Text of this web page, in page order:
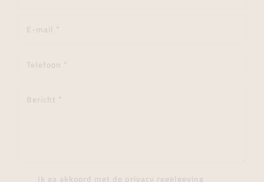
Ik ga akkoord met de privacy regelgeving